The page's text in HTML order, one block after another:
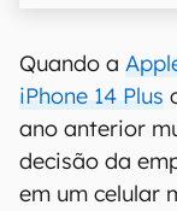
Quando a
iPhone 14 Plus
ano anterior
decisão da
em um celular